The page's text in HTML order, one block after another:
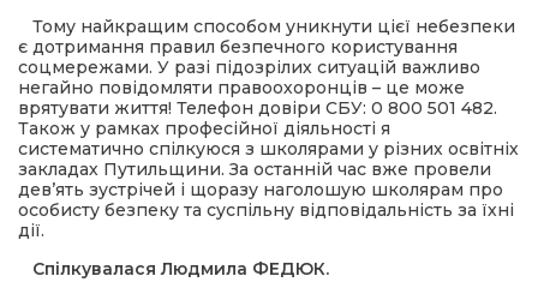
Тому найкращим способом уникнути цієї небезпеки
є дотримання правил безпечного користування
соцмережами. У разі підозрілих ситуацій важливо
негайно повідомляти правоохоронців – це може
врятувати життя! Телефон довіри СБУ: 0 800 501 482.
Також у рамках професійної діяльності я
систематично спілкуюся з школярами у різних освітніх
закладах Путильщини. За останній час вже провели
дев’ять зустрічей і щоразу наголошую школярам про
особисту безпеку та суспільну відповідальність за їхні
дії.
Спілкувалася Людмила ФЕДЮК.